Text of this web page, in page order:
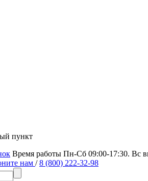
пункт
Время работы Пн-Сб 09:00-17:30. Вс
нам / 8 (800) 222-32-98